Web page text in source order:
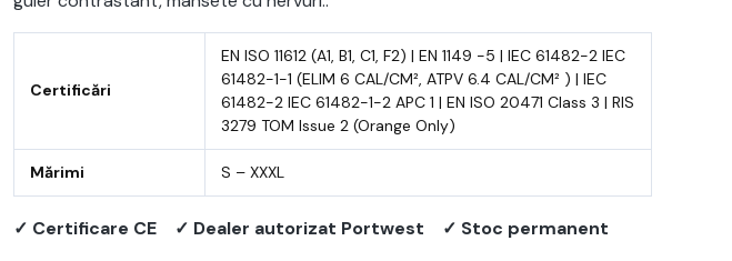
Certificări
EN ISO 11612 (A1, B1, C1, F2) | EN 1149 -5 | IEC 61482-2 IEC
61482-1-1 (ELIM 6 CAL/CM², ATPV 6.4 CAL/CM² ) | IEC
61482-2 IEC 61482-1-2 APC 1 | EN ISO 20471 Class 3 | RIS
3279 TOM Issue 2 (Orange Only)
Mărimi S – XXXL
✓ Certificare CE ✓ Dealer autorizat Portwest ✓ Stoc permanent